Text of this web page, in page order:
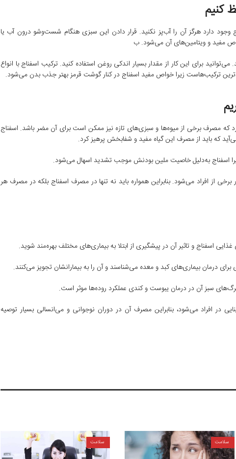
کنیم
دارد هرگز آن را آب‌پز نکنید. قرار دادن این سبزی هنگام شست‌وشو درون آب یا
مفید و ویتامین‌های آن می‌شود. ب
برای این کار از مقدار بسیار اندکی روغن استفاده کنید. ترکیب اسفناج با انواع
ترکیب‌هاست زیرا خواص مفید اسفناج در کنار گوشت قرمز بهتر جذب بدن می‌شود.
که مصرف برخی از میوه‌ها و سبزی‌های تازه نیز ممکن است برای آن مضر باشد. اسفناج
که باید از مصرف این گیاه مفید و شفابخش پرهیز کرد.
زیرا اسفناج به‌دلیل خاصیت ملین بودنش موجب تشدید اسهال می‌شود.
از افراد می‌شود. بنابراین همواره باید نه تنها در مصرف اسفناج بلکه در مصرف هر
اسفناج و تاثیر آن در پیشگیری از ابتلا به بیماری‌های مختلف بهره‌مند شوید.
درمان بیماری‌های کبد و معده می‌شناسند و آن را به بیمارانشان تجویز می‌کنند.
برگ‌های سبز آن در درمان یبوست و کندی عملکرد روده‌ها موثر است.
در افراد می‌شود، بنابراین مصرف آن در دوران نوجوانی و می‌انسالی بسیار توصیه
سلامت سلامت